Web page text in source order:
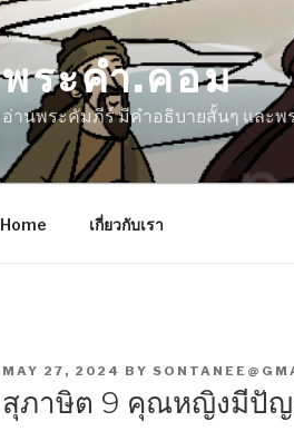
พระคำ.คอม
อ่านพระคัมภีร์ มีคำอธิบายสั้นๆ และพ
Home เกี่ยวกับเรา
POSTED
MAY 27, 2024 BY
สุภาษิต 9 คุณหญิงมีปั